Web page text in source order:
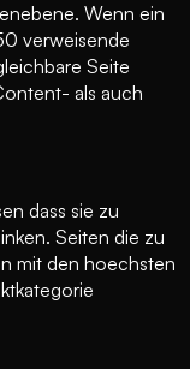
Wenn ein
verweisende
Seite
als auch
dass sie zu
Seiten die zu
mit den hoechsten